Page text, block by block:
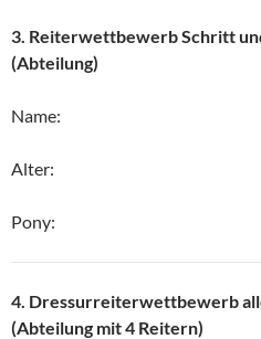
3. Reiterwettbewerb Schritt
(Abteilung)
Name:
Alter:
Pony:
4. Dressurreiterwettbewerb
(Abteilung mit 4 Reitern)